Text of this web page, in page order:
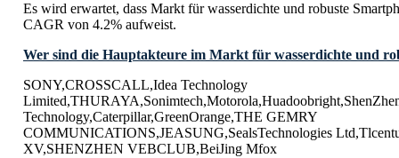
Es wird erwartet, dass Markt für wasserdichte und robuste
CAGR von 4.2% aufweist.
Wer sind die Hauptakteure im Markt für wasserdichte und
SONY,CROSSCALL,Idea Technology
Technology,Caterpillar,GreenOrange,THE GEMRY
COMMUNICATIONS,JEASUNG,SealsTechnologies
XV,SHENZHEN VEBCLUB,BeiJing Mfox